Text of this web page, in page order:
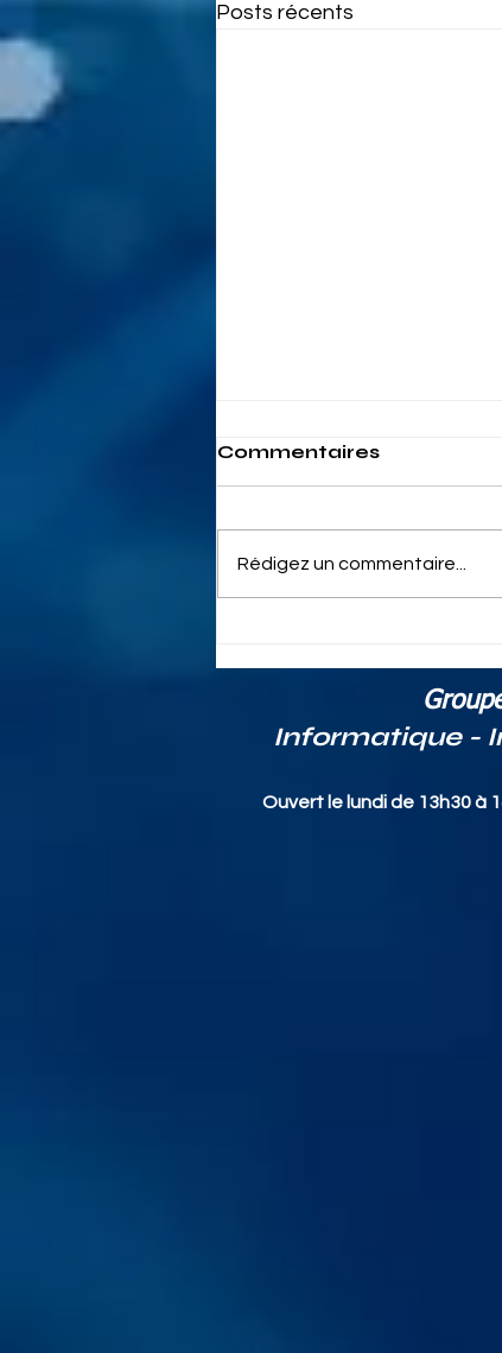
Posts récents
pour tous vos besoins
informatiques et
professionnels
Commentaires
Rédigez un commentaire...
Informatique -
Ouvert le lundi de 13h30 à